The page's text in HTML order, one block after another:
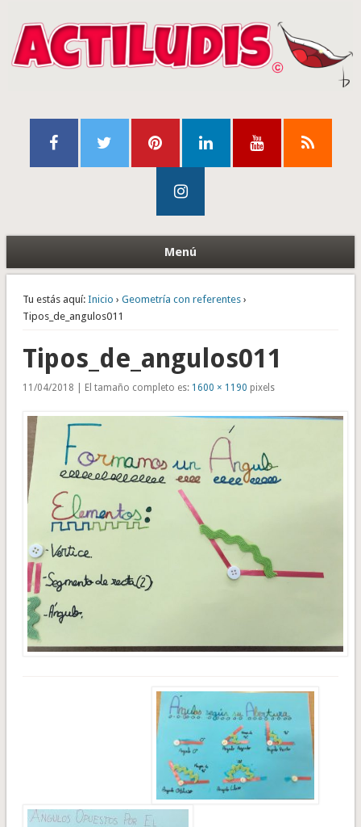
Menú
Tu estás aquí: Inicio › Geometría con referentes›
Tipos_de_angulos011
Tipos_de_angulos011
11/04/2018 | El tamaño completo es: 1600 × 1190 pixels